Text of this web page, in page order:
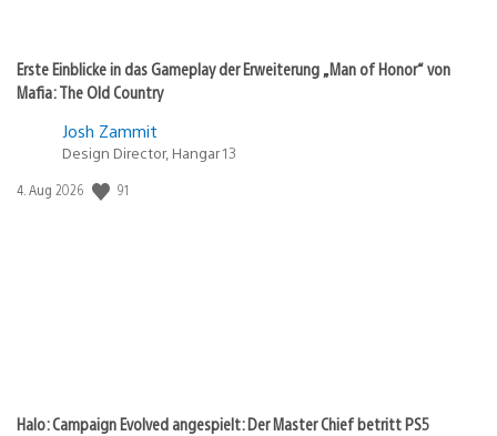
Erste Einblicke in das Gameplay der Erweiterung „Man of Honor“ von
Mafia: The Old Country
Josh Zammit
Design Director, Hangar 13
Veröffentlichungsdatum:
4. Aug 2026 91
Halo: Campaign Evolved angespielt: Der Master Chief betritt PS5